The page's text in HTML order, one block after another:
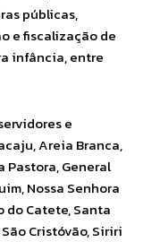
públicas,
e fiscalização de
infância, entre
e
Areia Branca,
Pastora, General
Nossa Senhora
do Catete, Santa
Cristóvão, Siriri